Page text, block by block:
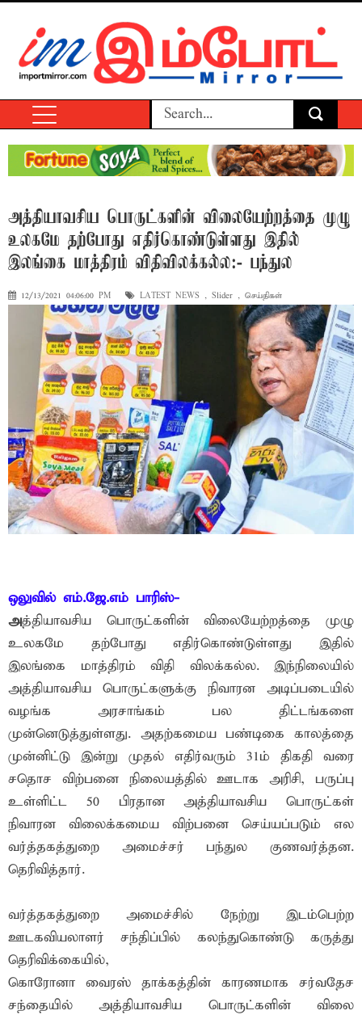
அத்தியாவசிய பொருட்களின் விலையேற்றத்தை முழு
உலகமே தற்போது எதிர்கொண்டுள்ளது இதில்
இலங்கை மாத்திரம் விதிவிலக்கல்ல:- பந்துல
12/13/2021 04:06:00 PM LATEST NEWS , Slider , செய்திகள்
ஒலுவில் எம்.ஜே.எம் பாரிஸ்-
அத்தியாவசிய பொருட்களின் விலையேற்றத்தை முழு
உலகமே தற்போது எதிர்கொண்டுள்ளது இதில்
இலங்கை மாத்திரம் விதி விலக்கல்ல. இந்நிலையில்
அத்தியாவசிய பொருட்களுக்கு நிவாரன அடிப்படையில்
வழங்க அரசாங்கம் பல திட்டங்களை
முன்னெடுத்துள்ளது. அதற்கமைய பண்டிகை காலத்தை
முன்னிட்டு இன்று முதல் எதிர்வரும் 31ம் திகதி வரை
சதொச விற்பனை நிலையத்தில் ஊடாக அரிசி, பருப்பு
உள்ளிட்ட 50 பிரதான அத்தியாவசிய பொருட்கள்
நிவாரன விலைக்கமைய விற்பனை செய்யப்படும் எல
வர்த்தகத்துறை அமைச்சர் பந்துல குணவர்த்தன.
தெரிவித்தார்.
வர்த்தகத்துறை அமைச்சில் நேற்று இடம்பெற்ற
ஊடகவியலாளர் சந்திப்பில் கலந்துகொண்டு கருத்து
தெரிவிக்கையில்,
கொரோனா வைரஸ் தாக்கத்தின் காரணமாக சர்வதேச
சந்தையில் அத்தியாவசிய பொருட்களின் விலை